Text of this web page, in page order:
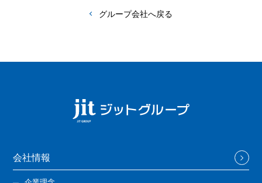
グループ会社へ戻る
会社情報